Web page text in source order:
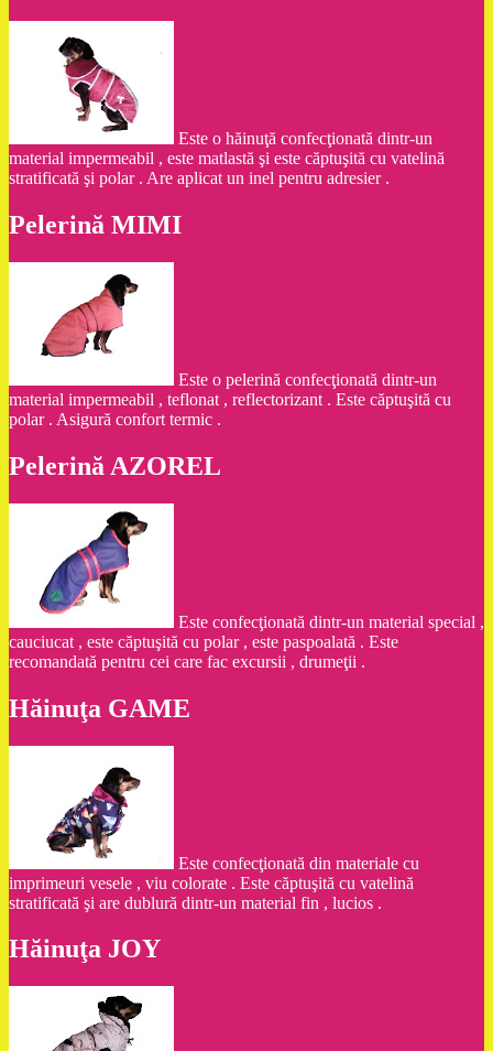
Este o hăinuţă confecţionată dintr-un
material impermeabil , este matlastă şi este căptuşită cu vatelină
stratificată şi polar . Are aplicat un inel pentru adresier .
Pelerină MIMI
Este o pelerină confecţionată dintr-un
material impermeabil , teflonat , reflectorizant . Este căptuşită cu
polar . Asigură confort termic .
Pelerină AZOREL
Este confecţionată dintr-un material special ,
cauciucat , este căptuşită cu polar , este paspoalată . Este
recomandată pentru cei care fac excursii , drumeţii .
Hăinuţa GAME
Este confecţionată din materiale cu
imprimeuri vesele , viu colorate . Este căptuşită cu vatelină
stratificată şi are dublură dintr-un material fin , lucios .
Hăinuţa JOY